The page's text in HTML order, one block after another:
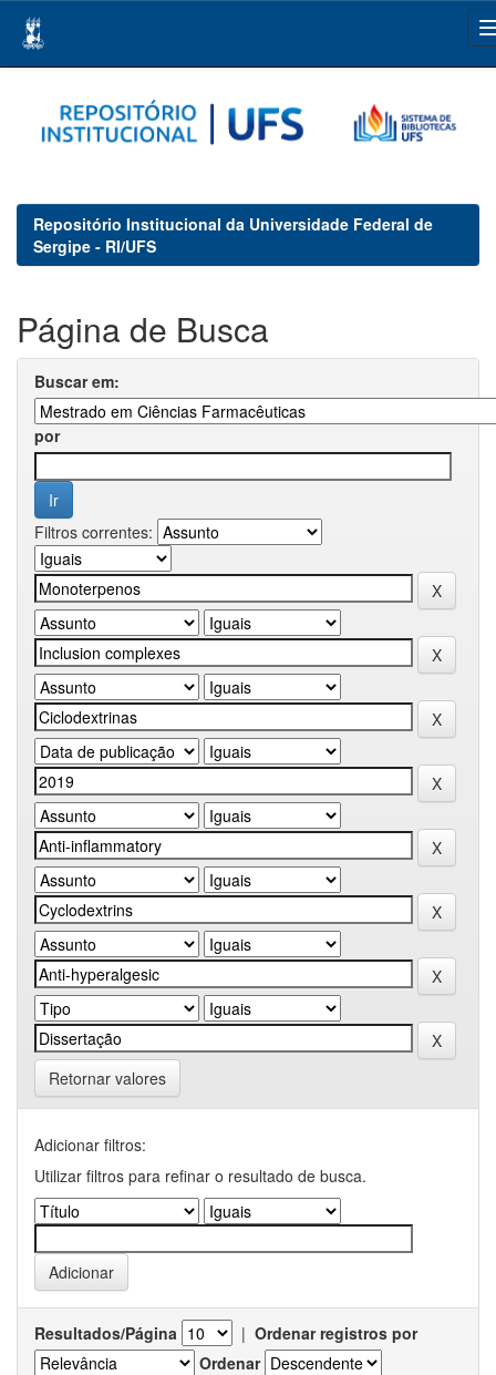
navigation
Repositório Institucional da Universidade Federal de
Sergipe - RI/UFS
Página de Busca
Buscar em:
por
Filtros correntes:
Retornar valores
Adicionar filtros:
Utilizar filtros para refinar o resultado de busca.
Resultados/Página | Ordenar registros por
Ordenar